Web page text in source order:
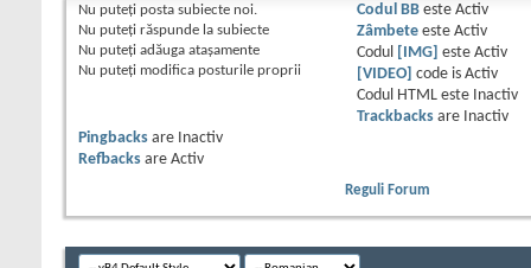
Nu puteţi posta subiecte noi.
Nu puteţi răspunde la subiecte
Nu puteţi adăuga ataşamente
Nu puteţi modifica posturile proprii
Codul BBeste Activ
Zâmbeteeste Activ
Codul
[IMG] este Activ
[VIDEO]
code is Activ
Codul HTML este
Inactiv
Trackbacksare
Inactiv
Pingbacks are
Inactiv
Refbacks are Activ
Reguli Forum